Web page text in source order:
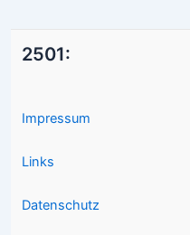
2501:
Impressum
Links
Datenschutz